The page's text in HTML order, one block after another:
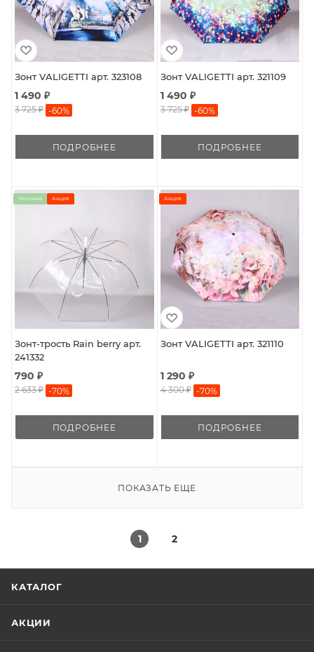
Зонт VALIGETTI арт. 323108
1 490 ₽
3 725 ₽ -60%
ПОДРОБНЕЕ
Зонт VALIGETTI арт. 321109
1 490 ₽
3 725 ₽ -60%
ПОДРОБНЕЕ
Новинка Акция
Зонт-трость Rain berry арт.
241332
790 ₽
2 633 ₽ -70%
ПОДРОБНЕЕ
Акция
Зонт VALIGETTI арт. 321110
1 290 ₽
4 300 ₽ -70%
ПОДРОБНЕЕ
ПОКАЗАТЬ ЕЩЕ
1 2
КАТАЛОГ
АКЦИИ